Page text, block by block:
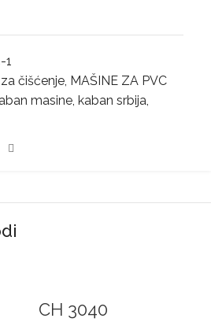
1
čišćenje, MAŠINE ZA PVC
masine, kaban srbija,
CH 3040